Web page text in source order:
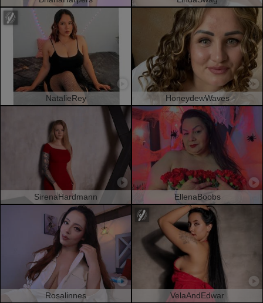
NatalieRey HoneydewWaves
SirenaHardmann EllenaBoobs
Rosalinnes VelaAndEdwar